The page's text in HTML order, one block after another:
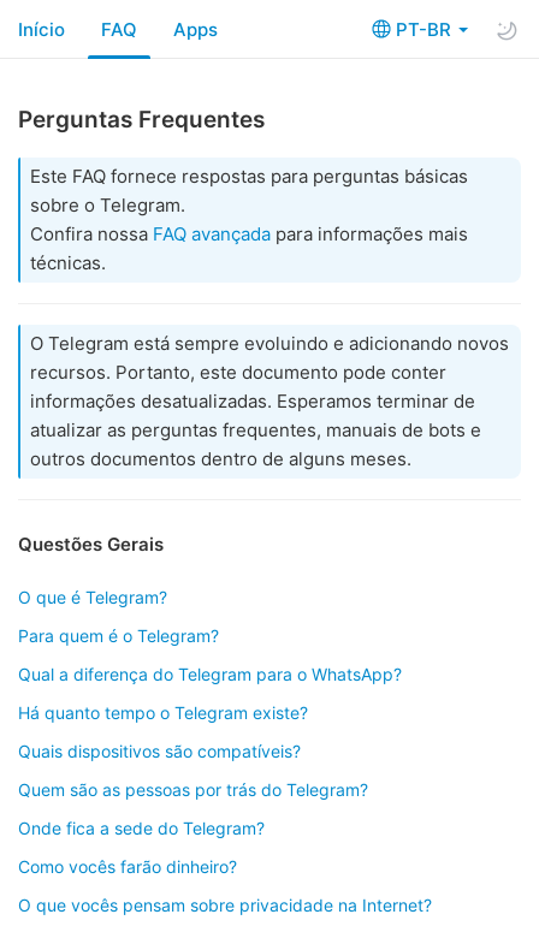
PT-BR
Início FAQ Apps
Perguntas Frequentes
Este FAQ fornece respostas para perguntas básicas
sobre o Telegram.
Confira nossa FAQ avançada para informações mais
técnicas.
O Telegram está sempre evoluindo e adicionando novos
recursos. Portanto, este documento pode conter
informações desatualizadas. Esperamos terminar de
atualizar as perguntas frequentes, manuais de bots e
outros documentos dentro de alguns meses.
Questões Gerais
O que é Telegram?
Para quem é o Telegram?
Qual a diferença do Telegram para o WhatsApp?
Há quanto tempo o Telegram existe?
Quais dispositivos são compatíveis?
Quem são as pessoas por trás do Telegram?
Onde fica a sede do Telegram?
Como vocês farão dinheiro?
O que vocês pensam sobre privacidade na Internet?